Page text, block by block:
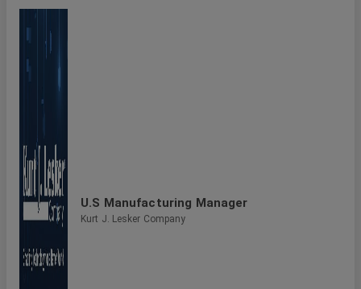
U.S Manufacturing Manager
Kurt J. Lesker Company